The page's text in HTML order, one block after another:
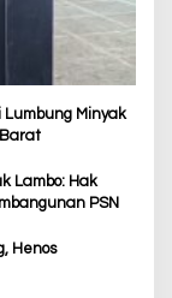
Lumbung Minyak
Lambo: Hak
PSN
Henos